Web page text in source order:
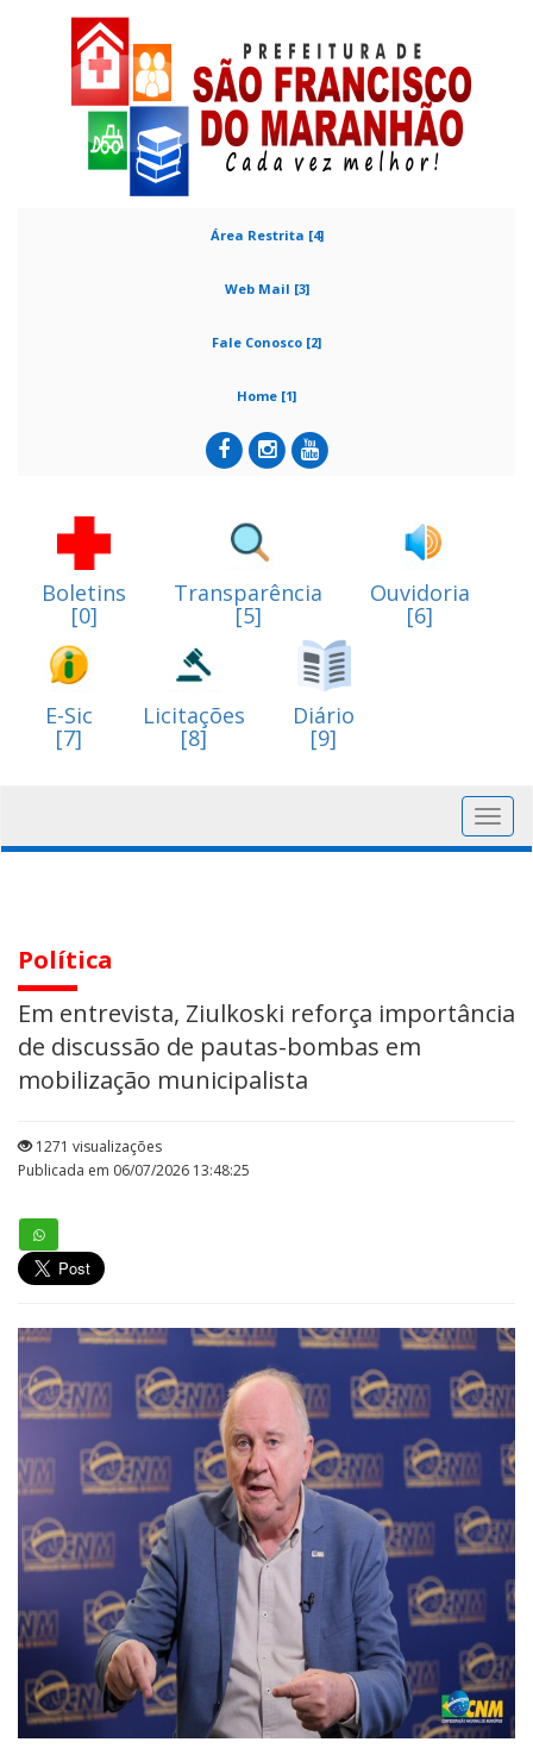
Área Restrita [4]
Web Mail [3]
Fale Conosco [2]
Home [1]
Boletins
[0]
Transparência
[5]
Ouvidoria
[6]
E-Sic
[7]
Licitações
[8]
Diário
[9]
Política
Em entrevista, Ziulkoski reforça importância
de discussão de pautas-bombas em
mobilização municipalista
1271 visualizações
Publicada em 06/07/2026 13:48:25